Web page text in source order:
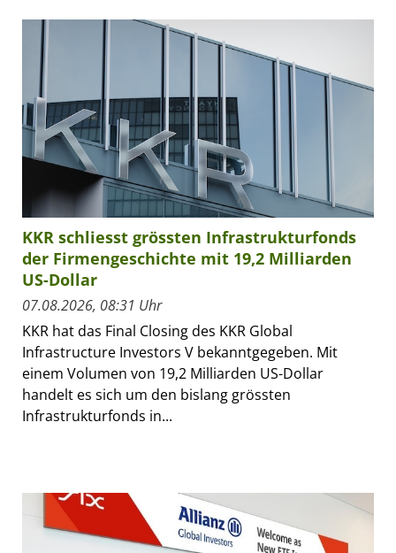
KKR schliesst grössten Infrastrukturfonds
der Firmengeschichte mit 19,2 Milliarden
US-Dollar
07.08.2026, 08:31 Uhr
KKR hat das Final Closing des KKR Global
Infrastructure Investors V bekanntgegeben. Mit
einem Volumen von 19,2 Milliarden US-Dollar
handelt es sich um den bislang grössten
Infrastrukturfonds in...